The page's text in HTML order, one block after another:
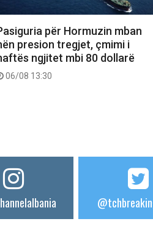
për Hormuzin mban
presion tregjet, çmimi i
ngjitet mbi 80 dollarë
06/08 13:30